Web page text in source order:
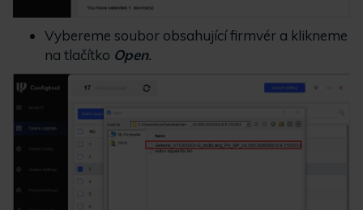
Vybereme soubor obsahující firmvér a klikneme
na tlačítko Open.